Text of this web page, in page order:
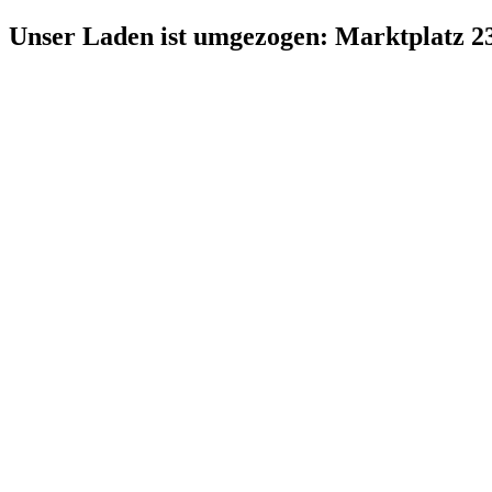
Zum
Inhalt
Unser Laden ist umgezogen: Marktplatz